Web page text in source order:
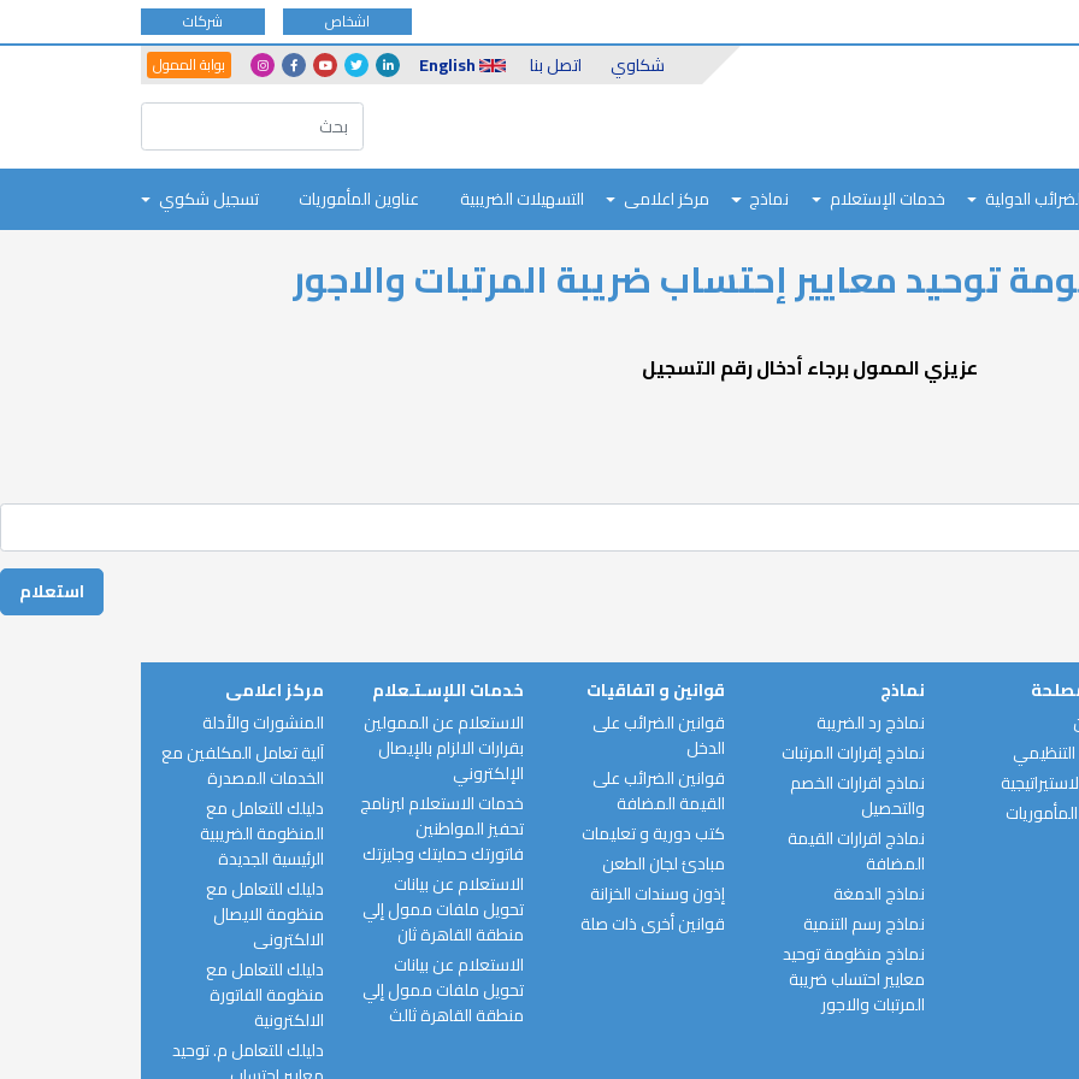
اشخاص شركات
Header
Top
شكاوي اتصل بنا English
Social
Icons
Another
Portals
بوابة الممول
الدولية خدمات الإستعلام نماذج مركز اعلامى التسهيلات الضريبية عناوين المأموريات تسجيل شكوي
توحيد معايير إحتساب ضريبة المرتبات والاجور
عزيزي الممول برجاء أدخال رقم التسجيل
نماذج
نماذج رد الضريبة
نماذج إقرارات المرتبات
نماذج اقرارات الخصم
والتحصيل
نماذج اقرارات القيمة
المضافة
نماذج الدمغة
نماذج رسم التنمية
نماذج منظومة توحيد
معايير احتساب ضريبة
المرتبات والاجور
قوانين و اتفاقيات
قوانين الضرائب على
الدخل
قوانين الضرائب على
القيمة المضافة
كتب دورية و تعليمات
مبادئ لجان الطعن
إذون وسندات الخزانة
قوانين أخرى ذات صلة
خدمات اللإسـتـعلام
الاستعلام عن الممولين
بقرارات الالزام بالإيصال
الإلكتروني
خدمات الاستعلام لبرنامج
تحفيز المواطنين
فاتورتك حمايتك وجايزتك
الاستعلام عن بيانات
تحويل ملفات ممول إلي
منطقة القاهرة ثان
الاستعلام عن بيانات
تحويل ملفات ممول إلي
منطقة القاهرة ثالث
مركز اعلامى
المنشورات والأدلة
آلية تعامل المكلفين مع
الخدمات المصدرة
دليلك للتعامل مع
المنظومة الضريبية
الرئيسية الجديدة
دليلك للتعامل مع
منظومة الايصال
الالكترونى
دليلك للتعامل مع
منظومة الفاتورة
الالكترونية
دليلك للتعامل م. توحيد